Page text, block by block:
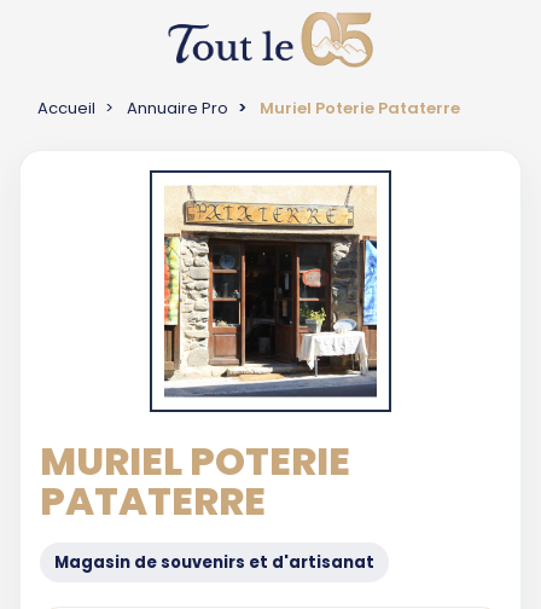
Accueil Annuaire Pro Muriel Poterie Pataterre
MURIEL POTERIE
PATATERRE
Magasin de souvenirs et d'artisanat